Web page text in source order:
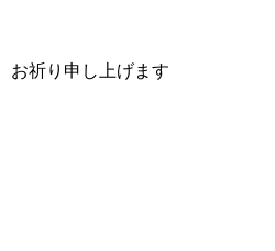
お祈り申し上げます